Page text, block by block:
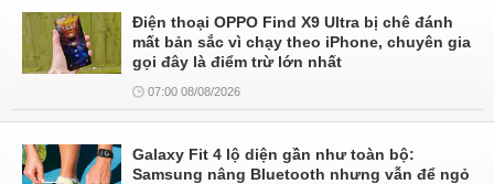
Điện thoại OPPO Find X9 Ultra bị chê đánh
mất bản sắc vì chạy theo iPhone, chuyên gia
gọi đây là điểm trừ lớn nhất
07:00 08/08/2026
Galaxy Fit 4 lộ diện gần như toàn bộ:
Samsung nâng Bluetooth nhưng vẫn để ngỏ